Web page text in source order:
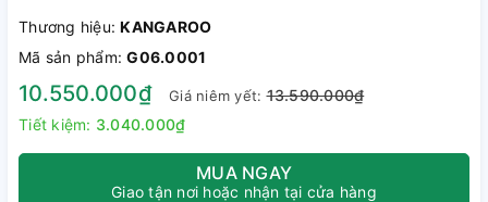
Thương hiệu:KANGAROO
Mã sản phẩm:G06.0001
10.550.000₫ Giá niêm yết:13.590.000₫
Tiết kiệm: 3.040.000₫
MUA NGAY
Giao tận nơi hoặc nhận tại cửa hàng